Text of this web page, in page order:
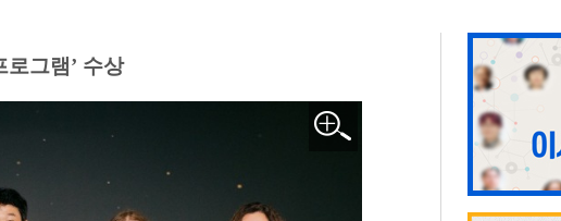
그램’ 수상